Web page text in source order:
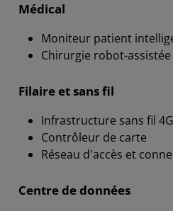
Médical
Moniteur patient
Chirurgie robot-assistée
Filaire et sans fil
Infrastructure sans fil
Contrôleur de carte
Réseau d'accès et
Centre de données